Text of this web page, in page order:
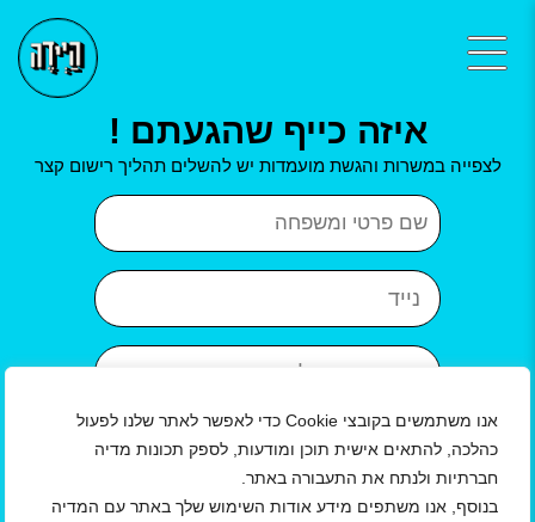
אנו משתמשים בקובצי Cookie כדי לאפשר לאתר שלנו לפעול
כהלכה, להתאים אישית תוכן ומודעות, לספק תכונות מדיה
חברתיות ולנתח את התעבורה באתר.
בנוסף, אנו משתפים מידע אודות השימוש שלך באתר עם המדיה
איזה כייף שהגעתם !
לצפייה במשרות והגשת מועמדות יש להשלים תהליך רישום קצר
שם פרטי ושם משפחה
נייד
כתובת אימייל
איזור
עיר
שנת לידה